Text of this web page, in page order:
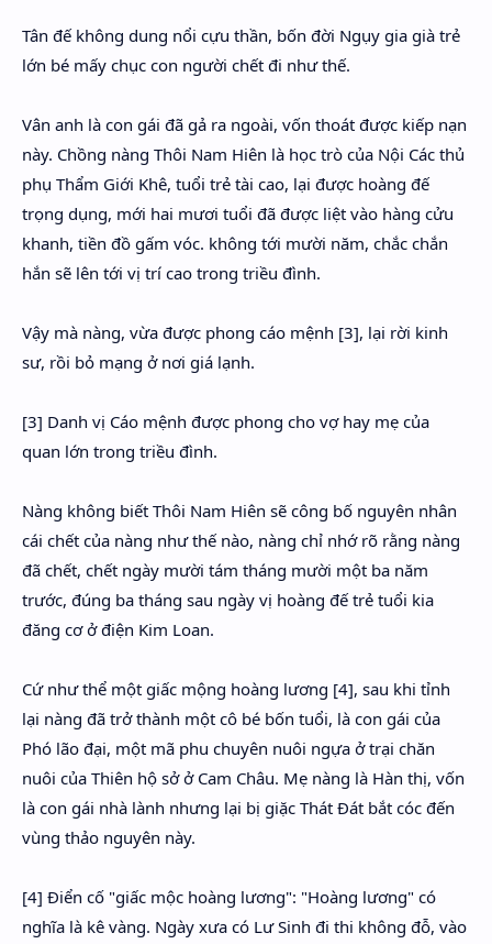
Tân đế không dung nổi cựu thần, bốn đời Ngụy gia già trẻ
lớn bé mấy chục con người chết đi như thế.
Vân anh là con gái đã gả ra ngoài, vốn thoát được kiếp nạn
này. Chồng nàng Thôi Nam Hiên là học trò của Nội Các thủ
phụ Thẩm Giới Khê, tuổi trẻ tài cao, lại được hoàng đế
trọng dụng, mới hai mươi tuổi đã được liệt vào hàng cửu
khanh, tiền đồ gấm vóc. không tới mười năm, chắc chắn
hắn sẽ lên tới vị trí cao trong triều đình.
Vậy mà nàng, vừa được phong cáo mệnh [3], lại rời kinh
sư, rồi bỏ mạng ở nơi giá lạnh.
[3] Danh vị Cáo mệnh được phong cho vợ hay mẹ của
quan lớn trong triều đình.
Nàng không biết Thôi Nam Hiên sẽ công bố nguyên nhân
cái chết của nàng như thế nào, nàng chỉ nhớ rõ rằng nàng
đã chết, chết ngày mười tám tháng mười một ba năm
trước, đúng ba tháng sau ngày vị hoàng đế trẻ tuổi kia
đăng cơ ở điện Kim Loan.
Cứ như thể một giấc mộng hoàng lương [4], sau khi tỉnh
lại nàng đã trở thành một cô bé bốn tuổi, là con gái của
Phó lão đại, một mã phu chuyên nuôi ngựa ở trại chăn
nuôi của Thiên hộ sở ở Cam Châu. Mẹ nàng là Hàn thị, vốn
là con gái nhà lành nhưng lại bị giặc Thát Đát bắt cóc đến
vùng thảo nguyên này.
[4] Điển cố "giấc mộc hoàng lương": "Hoàng lương" có
nghĩa là kê vàng. Ngày xưa có Lư Sinh đi thi không đỗ, vào